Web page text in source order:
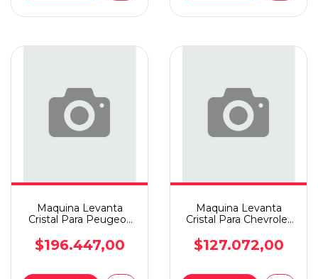
Maquina Levanta
Cristal Para Peugeot
$196.447,00
Maquina Levanta
Cristal Para Chevrolet
$127.072,00